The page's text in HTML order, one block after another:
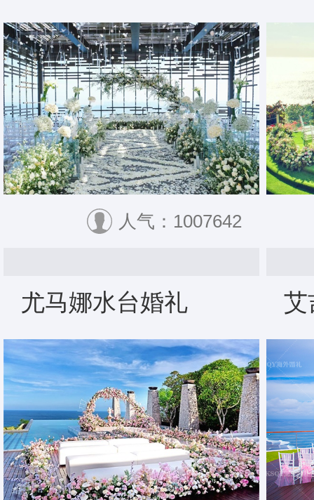
人气：1007642
尤马娜水台婚礼 艾